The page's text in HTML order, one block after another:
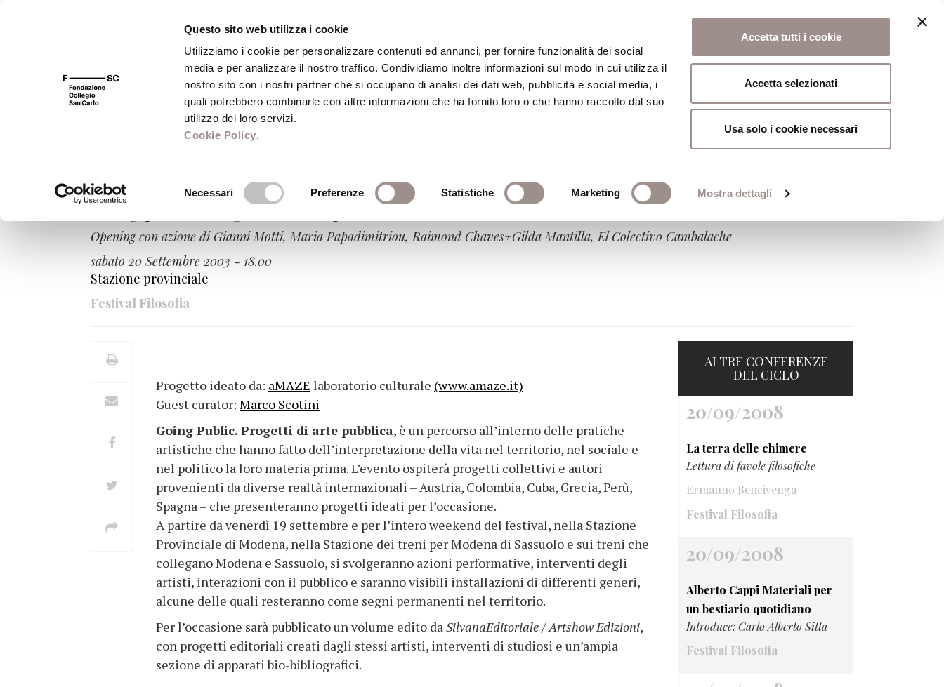
Questo sito web utilizza i cookie
Utilizziamo i cookie per personalizzare contenuti ed annunci, per fornire funzionalità dei social
media e per analizzare il nostro traffico. Condividiamo inoltre informazioni sul modo in cui utilizza il
nostro sito con i nostri partner che si occupano di analisi dei dati web, pubblicità e social media, i
quali potrebbero combinarle con altre informazioni che ha fornito loro o che hanno raccolto dal suo
utilizzo dei loro servizi.
Cookie Policy.
Necessari Preferenze Statistiche Marketing Mostra dettagli
Accetta tutti i cookie
Accetta selezionati
Usa solo i cookie necessari
FSC 400 Fondazione Biblioteca Centro Culturale Centro Studi Religiosi Scuola Alti Studi
Sabato Modena
Going public. Progetti di arte pubblica
Opening con azione di Gianni Motti, Maria Papadimitriou, Raimond Chaves+Gilda Mantilla, El Colectivo Cambalache
sabato 20 Settembre 2003 - 18.00
Stazione provinciale
Festival Filosofia
Progetto ideato da: aMAZE laboratorio culturale (www.amaze.it)
Guest curator: Marco Scotini
Going Public. Progetti di arte pubblica, è un percorso all’interno delle pratiche
artistiche che hanno fatto dell’interpretazione della vita nel territorio, nel sociale e
nel politico la loro materia prima. L’evento ospiterà progetti collettivi e autori
provenienti da diverse realtà internazionali – Austria, Colombia, Cuba, Grecia, Perù,
Spagna – che presenteranno progetti ideati per l’occasione.
A partire da venerdì 19 settembre e per l’intero weekend del festival, nella Stazione
Provinciale di Modena, nella Stazione dei treni per Modena di Sassuolo e sui treni che
collegano Modena e Sassuolo, si svolgeranno azioni performative, interventi degli
artisti, interazioni con il pubblico e saranno visibili installazioni di differenti generi,
alcune delle quali resteranno come segni permanenti nel territorio.
Per l’occasione sarà pubblicato un volume edito daSilvanaEditoriale / Artshow Edizioni,
con progetti editoriali creati dagli stessi artisti, interventi di studiosi e un’ampia
sezione di apparati bio-bibliografici.
ALTRE CONFERENZE
DEL CICLO
20/09/2008
La terra delle chimere
Lettura di favole filosofiche
Ermanno Bencivenga
Festival Filosofia
20/09/2008
Alberto Cappi Materiali per
un bestiario quotidiano
Introduce: Carlo Alberto Sitta
Festival Filosofia